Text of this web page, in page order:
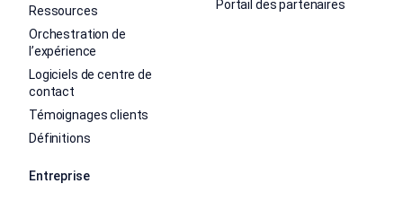
Ressources
Orchestration de
l’expérience
Logiciels de centre de
contact
Témoignages clients
Définitions
Portail des partenaires
Entreprise